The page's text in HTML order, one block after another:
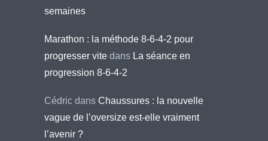
semaines
Marathon : la méthode 8-6-4-2 pour
progresser vite dans La séance en
progression 8-6-4-2
Cédric dans Chaussures : la nouvelle
vague de l’oversize est-elle vraiment
l’avenir ?